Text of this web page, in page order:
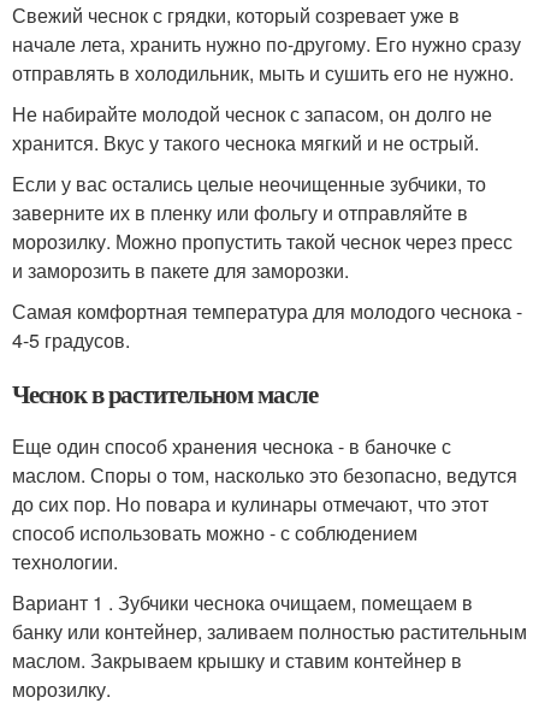
Свежий чеснок с грядки, который созревает уже в
начале лета, хранить нужно по-другому. Его нужно сразу
отправлять в холодильник, мыть и сушить его не нужно.
Не набирайте молодой чеснок с запасом, он долго не
хранится. Вкус у такого чеснока мягкий и не острый.
Если у вас остались целые неочищенные зубчики, то
заверните их в пленку или фольгу и отправляйте в
морозилку. Можно пропустить такой чеснок через пресс
и заморозить в пакете для заморозки.
Самая комфортная температура для молодого чеснока -
4-5 градусов.
Чеснок в растительном масле
Еще один способ хранения чеснока - в баночке с
маслом. Споры о том, насколько это безопасно, ведутся
до сих пор. Но повара и кулинары отмечают, что этот
способ использовать можно - с соблюдением
технологии.
Вариант 1 . Зубчики чеснока очищаем, помещаем в
банку или контейнер, заливаем полностью растительным
маслом. Закрываем крышку и ставим контейнер в
морозилку.